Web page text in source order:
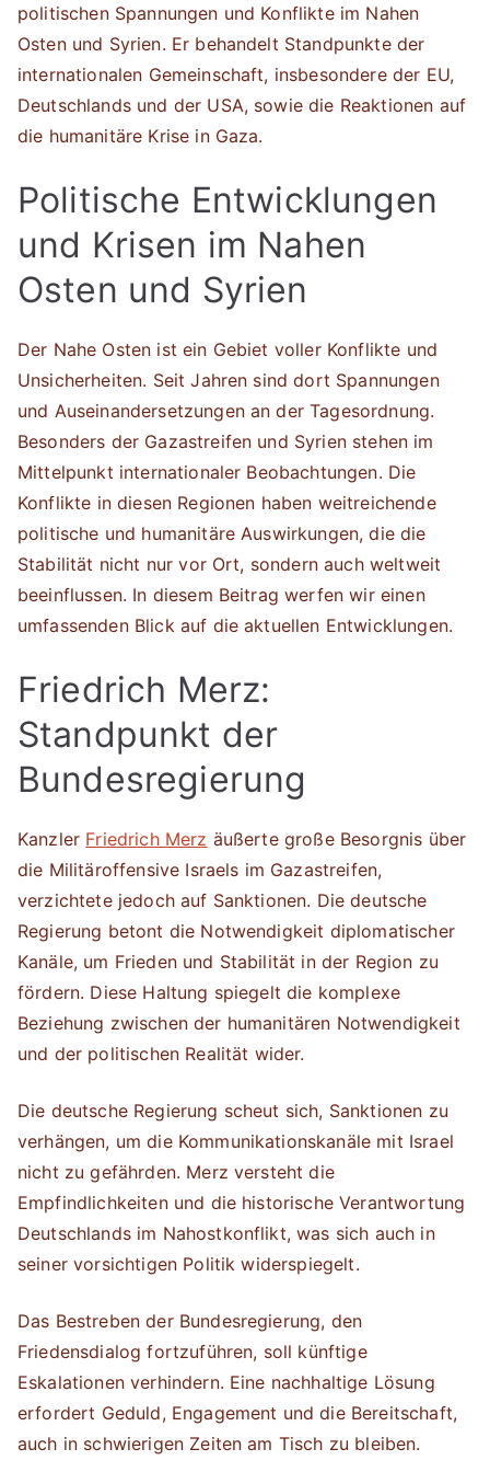
politischen Spannungen und Konflikte im Nahen
Osten und Syrien. Er behandelt Standpunkte der
internationalen Gemeinschaft, insbesondere der EU,
Deutschlands und der USA, sowie die Reaktionen auf
die humanitäre Krise in Gaza.
Politische Entwicklungen
und Krisen im Nahen
Osten und Syrien
Der Nahe Osten ist ein Gebiet voller Konflikte und
Unsicherheiten. Seit Jahren sind dort Spannungen
und Auseinandersetzungen an der Tagesordnung.
Besonders der Gazastreifen und Syrien stehen im
Mittelpunkt internationaler Beobachtungen. Die
Konflikte in diesen Regionen haben weitreichende
politische und humanitäre Auswirkungen, die die
Stabilität nicht nur vor Ort, sondern auch weltweit
beeinflussen. In diesem Beitrag werfen wir einen
umfassenden Blick auf die aktuellen Entwicklungen.
Friedrich Merz:
Standpunkt der
Bundesregierung
Kanzler Friedrich Merz äußerte große Besorgnis über
die Militäroffensive Israels im Gazastreifen,
verzichtete jedoch auf Sanktionen. Die deutsche
Regierung betont die Notwendigkeit diplomatischer
Kanäle, um Frieden und Stabilität in der Region zu
fördern. Diese Haltung spiegelt die komplexe
Beziehung zwischen der humanitären Notwendigkeit
und der politischen Realität wider.
Die deutsche Regierung scheut sich, Sanktionen zu
verhängen, um die Kommunikationskanäle mit Israel
nicht zu gefährden. Merz versteht die
Empfindlichkeiten und die historische Verantwortung
Deutschlands im Nahostkonflikt, was sich auch in
seiner vorsichtigen Politik widerspiegelt.
Das Bestreben der Bundesregierung, den
Friedensdialog fortzuführen, soll künftige
Eskalationen verhindern. Eine nachhaltige Lösung
erfordert Geduld, Engagement und die Bereitschaft,
auch in schwierigen Zeiten am Tisch zu bleiben.